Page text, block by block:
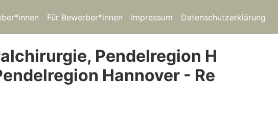
Für Bewerber*innen Impressum Datenschutzerklärung
Pendelregion H
Hannover - Re